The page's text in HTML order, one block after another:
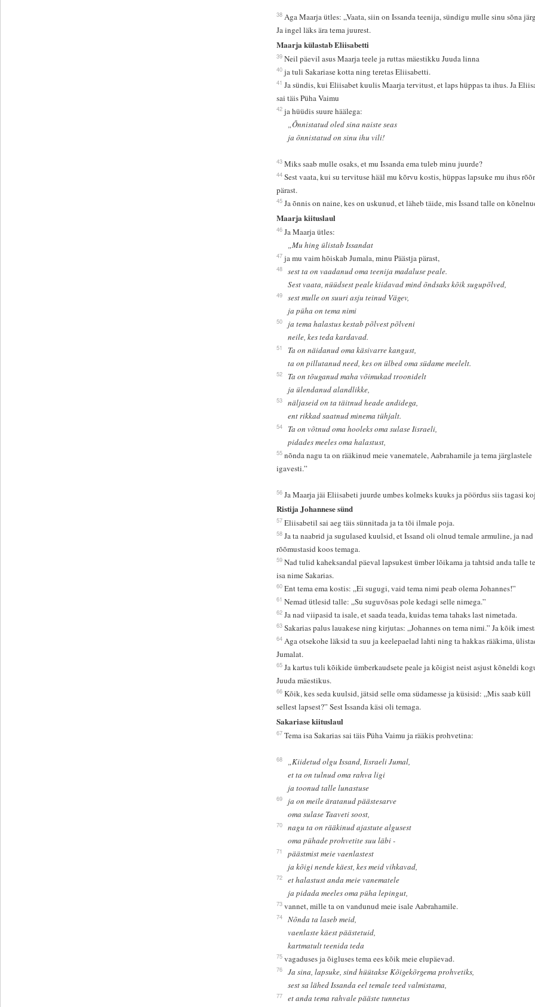
38 Aga Maarja ütles: „Vaata, siin on Issanda teenija, sündigu mulle sinu sõna
Ja ingel läks ära tema juurest.
Maarja külastab Eliisabetti
39 Neil päevil asus Maarja teele ja ruttas mäestikku Juuda linna
40 ja tuli Sakariase kotta ning teretas Eliisabetti.
41 Ja sündis, kui Eliisabet kuulis Maarja tervitust, et laps hüppas ta ihus. Ja
sai täis Püha Vaimu
42 ja hüüdis suure häälega:
„Õnnistatud oled sina naiste seas
ja õnnistatud on sinu ihu vili!
43 Miks saab mulle osaks, et mu Issanda ema tuleb minu juurde?
44 Sest vaata, kui su tervituse hääl mu kõrvu kostis, hüppas lapsuke mu ihus
pärast.
45 Ja õnnis on naine, kes on uskunud, et läheb täide, mis Issand talle on
Maarja kiituslaul
46 Ja Maarja ütles:
„Mu hing ülistab Issandat
47 ja mu vaim hõiskab Jumala, minu Päästja pärast,
48
sest ta on vaadanud oma teenija madaluse peale.
Sest vaata, nüüdsest peale kiidavad mind õndsaks kõik sugupõlved,
49
sest mulle on suuri asju teinud Vägev,
ja püha on tema nimi
50
ja tema halastus kestab põlvest põlveni
neile, kes teda kardavad.
51
Ta on näidanud oma käsivarre kangust,
ta on pillutanud need, kes on ülbed oma südame meelelt.
52
Ta on tõuganud maha võimukad troonidelt
ja ülendanud alandlikke,
53
näljaseid on ta täitnud heade andidega,
ent rikkad saatnud minema tühjalt.
54
Ta on võtnud oma hooleks oma sulase Iisraeli,
pidades meeles oma halastust,
55 nõnda nagu ta on rääkinud meie vanematele, Aabrahamile ja tema järglastele
igavesti.”
56 Ja Maarja jäi Eliisabeti juurde umbes kolmeks kuuks ja pöördus siis tagasi
Ristija Johannese sünd
57 Eliisabetil sai aeg täis sünnitada ja ta tõi ilmale poja.
58 Ja ta naabrid ja sugulased kuulsid, et Issand oli olnud temale armuline, ja nad
rõõmustasid koos temaga.
59 Nad tulid kaheksandal päeval lapsukest ümber lõikama ja tahtsid anda talle
isa nime Sakarias.
60 Ent tema ema kostis: „Ei sugugi, vaid tema nimi peab olema Johannes!”
61 Nemad ütlesid talle: „Su suguvõsas pole kedagi selle nimega.”
62 Ja nad viipasid ta isale, et saada teada, kuidas tema tahaks last nimetada.
63 Sakarias palus lauakese ning kirjutas: „Johannes on tema nimi.” Ja kõik
64 Aga otsekohe läksid ta suu ja keelepaelad lahti ning ta hakkas rääkima,
Jumalat.
65 Ja kartus tuli kõikide ümberkaudsete peale ja kõigist neist asjust kõneldi
Juuda mäestikus.
66 Kõik, kes seda kuulsid, jätsid selle oma südamesse ja küsisid: „Mis saab küll
sellest lapsest?” Sest Issanda käsi oli temaga.
Sakariase kiituslaul
67 Tema isa Sakarias sai täis Püha Vaimu ja rääkis prohvetina:
68
„Kiidetud olgu Issand, Iisraeli Jumal,
et ta on tulnud oma rahva ligi
ja toonud talle lunastuse
69
ja on meile äratanud päästesarve
oma sulase Taaveti soost,
70
nagu ta on rääkinud ajastute algusest
oma pühade prohvetite suu läbi -
71
päästmist meie vaenlastest
ja kõigi nende käest, kes meid vihkavad,
72
et halastust anda meie vanematele
ja pidada meeles oma püha lepingut,
73 vannet, mille ta on vandunud meie isale Aabrahamile.
74
Nõnda ta laseb meid,
vaenlaste käest päästetuid,
kartmatult teenida teda
75 vagaduses ja õigluses tema ees kõik meie elupäevad.
76
Ja sina, lapsuke, sind hüütakse Kõigekõrgema prohvetiks,
sest sa lähed Issanda eel temale teed valmistama,
77
et anda tema rahvale pääste tunnetus